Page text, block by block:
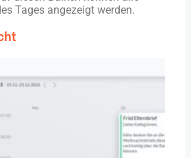
Tages angezeigt werden.